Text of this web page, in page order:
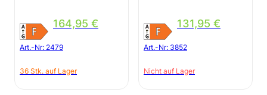
164,95 €
Art.-Nr: 2479
36 Stk. auf Lager
131,95 €
Art.-Nr: 3852
Nicht auf Lager